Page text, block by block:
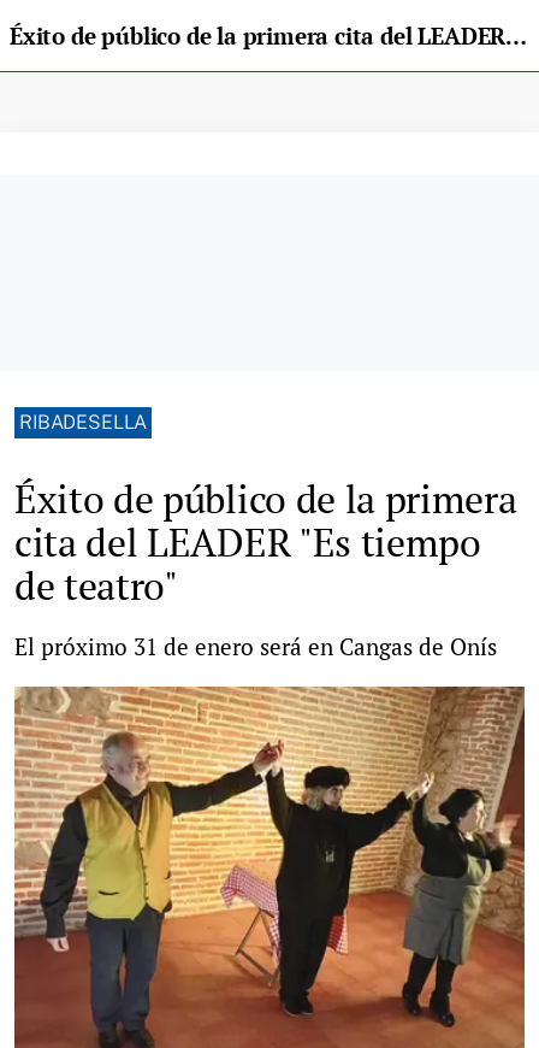
Éxito de público de la primera cita del LEADER "Es tiempo de teatro"
RIBADESELLA
Éxito de público de la primera
cita del LEADER "Es tiempo
de teatro"
El próximo 31 de enero será en Cangas de Onís